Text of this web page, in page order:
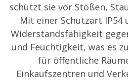
schützt sie vor Stößen,
Mit einer Schutzart IP54
Widerstandsfähigkeit
und Feuchtigkeit, was es
für öffentliche
Einkaufszentren und